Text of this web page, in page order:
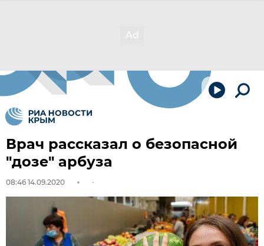
Врач рассказал о безопасной
"дозе" арбуза
08:46 14.09.2020